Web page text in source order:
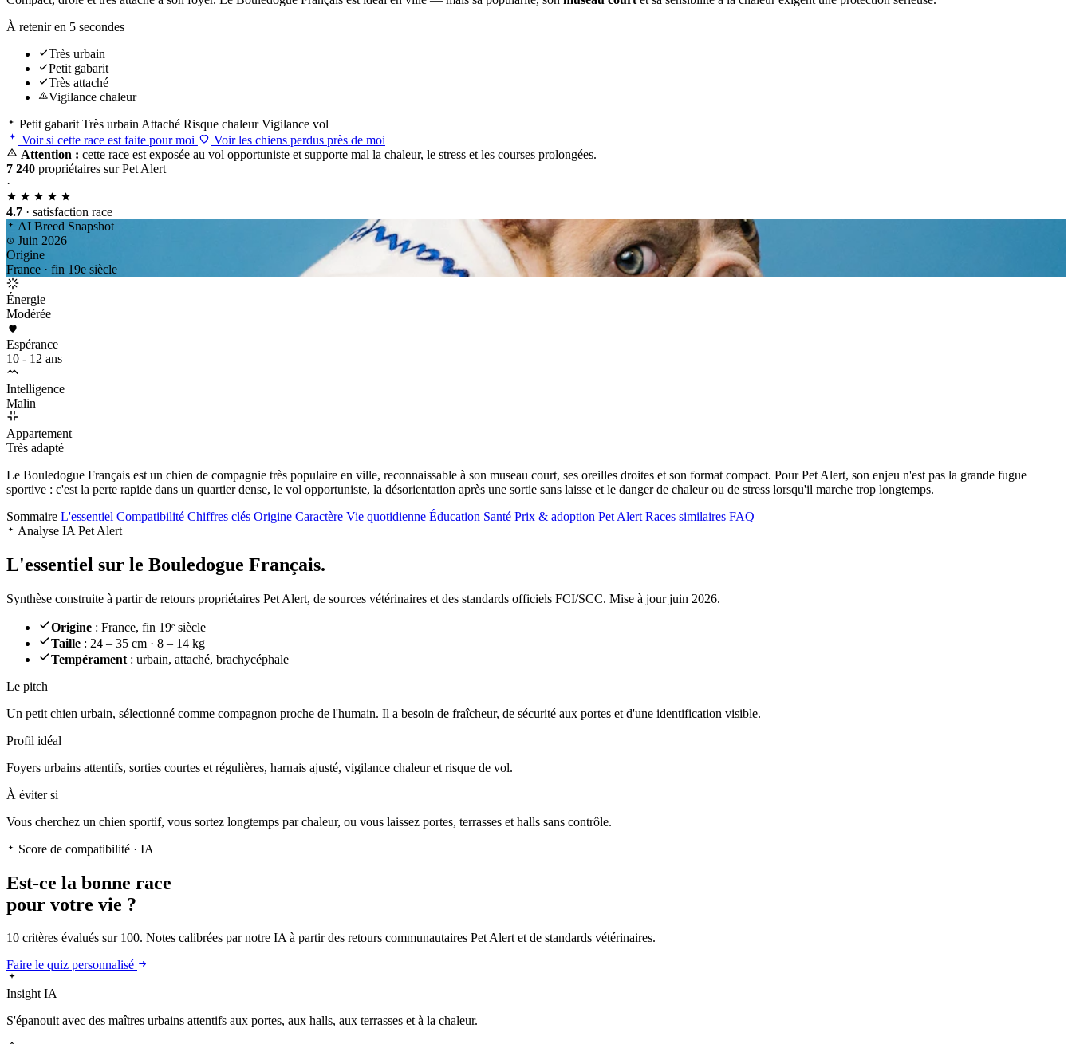
À retenir en 5 secondes
Très urbain
Petit gabarit
Très attaché
Vigilance chaleur
Petit gabarit Très urbain Attaché Risque chaleur Vigilance vol
Voir si cette race est faite pour moi
Voir les chiens perdus près de moi
Attention : cette race est exposée au vol opportuniste et supporte mal la chaleur, le stress et les courses prolongées.
7 240 propriétaires sur Pet Alert
·
4.7 · satisfaction race
AI Breed Snapshot
Juin 2026
Origine
France · fin 19e siècle
Énergie
Modérée
Espérance
10 - 12 ans
Intelligence
Malin
Appartement
Très adapté
Le Bouledogue Français est un chien de compagnie très populaire en ville, reconnaissable à son museau court, ses oreilles droites et son format compact. Pour Pet Alert, son enjeu n'est pas la grande fugue
sportive : c'est la perte rapide dans un quartier dense, le vol opportuniste, la désorientation après une sortie sans laisse et le danger de chaleur ou de stress lorsqu'il marche trop longtemps.
Sommaire L'essentiel Compatibilité Chiffres clés Origine Caractère Vie quotidienne Éducation Santé Prix & adoption Pet Alert Races similaires FAQ
Analyse IA Pet Alert
L'essentiel sur le Bouledogue Français.
Synthèse construite à partir de retours propriétaires Pet Alert, de sources vétérinaires et des standards officiels FCI/SCC. Mise à jour juin 2026.
Origine : France, fin 19ᵉ siècle
Taille : 24 – 35 cm · 8 – 14 kg
Tempérament : urbain, attaché, brachycéphale
Le pitch
Un petit chien urbain, sélectionné comme compagnon proche de l'humain. Il a besoin de fraîcheur, de sécurité aux portes et d'une identification visible.
Profil idéal
Foyers urbains attentifs, sorties courtes et régulières, harnais ajusté, vigilance chaleur et risque de vol.
À éviter si
Vous cherchez un chien sportif, vous sortez longtemps par chaleur, ou vous laissez portes, terrasses et halls sans contrôle.
Score de compatibilité · IA
Est-ce la bonne race
pour votre vie ?
10 critères évalués sur 100. Notes calibrées par notre IA à partir des retours communautaires Pet Alert et de standards vétérinaires.
Faire le quiz personnalisé
Insight IA
S'épanouitavec des maîtres urbains attentifs aux portes, aux halls, aux terrasses et à la chaleur.